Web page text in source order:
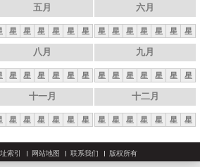
五月
星 星 星 星 星 星
六月
星 星 星 星 星 星 星
八月
星 星 星 星 星 星
九月
星 星 星 星 星 星 星
十一月
星 星 星 星 星 星
十二月
星 星 星 星 星 星 星
索引 网站地图 联系我们 版权所有